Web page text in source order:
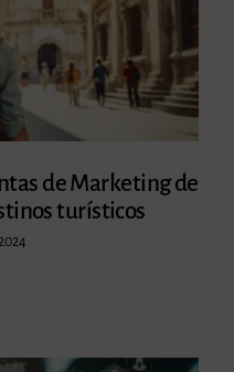
de Marketing de
turísticos